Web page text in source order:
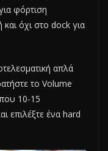
φόρτιση
όχι στο dock για
απλά
το Volume
10-15
επιλέξτε ένα hard